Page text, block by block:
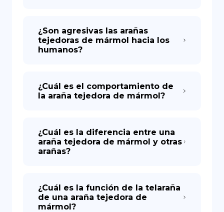
¿Son agresivas las arañas
tejedoras de mármol hacia los
humanos?
¿Cuál es el comportamiento de
la araña tejedora de mármol?
¿Cuál es la diferencia entre una
araña tejedora de mármol y otras
arañas?
¿Cuál es la función de la telaraña
de una araña tejedora de
mármol?